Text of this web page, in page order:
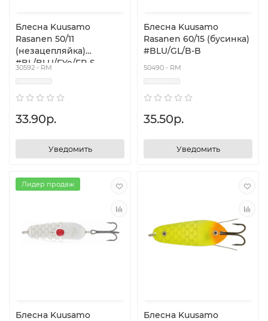
Блесна Kuusamo
Rasanen 50/11
(незацепляйка)
#BL/BLU/FYe/FR-S
30592 - RM
33.90р.
Уведомить
Блесна Kuusamo
Rasanen 60/15 (бусинка)
#BLU/GL/B-B
50490 - RM
35.50р.
Уведомить
Лидер продаж
Блесна Kuusamo
Блесна Kuusamo